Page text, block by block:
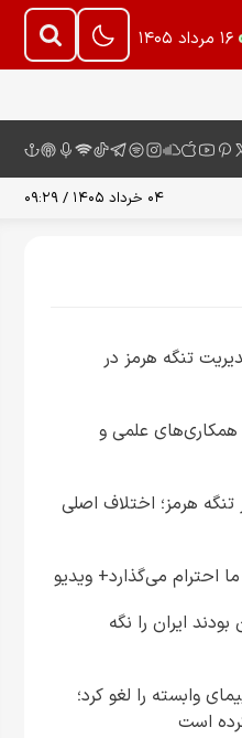
۱۶ مرداد ۱۴۰۵
۰۴ خرداد ۱۴۰۵ / ۰۹:۲۹
تنگه هرمز در
علمی و
تنگه هرمز؛ اختلاف اصلی
ما احترام می‌گذارد+ ویدیو
ایران را نگه
وابسته را لغو کرد؛
است